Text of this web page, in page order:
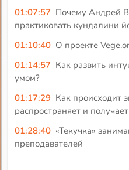
01:07:57 Почему Андрей
практиковать кундалини
01:10:40 О проекте
01:14:57 Как развить
умом?
01:17:29 Как происходит
распространяет и
01:28:40 «Текучка»
преподавателей